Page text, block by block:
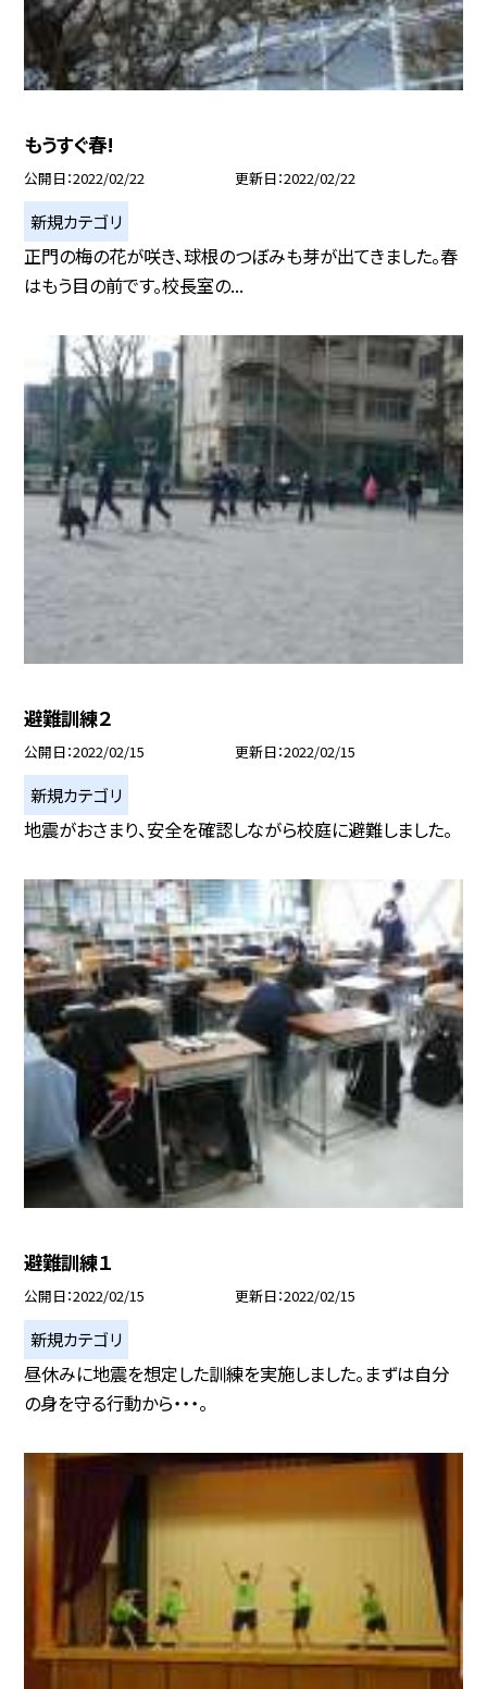
もうすぐ春!
公開日 2022/02/22 更新日 2022/02/22
新規カテゴリ
正門の梅の花が咲き、球根のつぼみも芽が出てきました。春
はもう目の前です。校長室の...
避難訓練２
公開日 2022/02/15 更新日 2022/02/15
新規カテゴリ
地震がおさまり、安全を確認しながら校庭に避難しました。
避難訓練１
公開日 2022/02/15 更新日 2022/02/15
新規カテゴリ
昼休みに地震を想定した訓練を実施しました。まずは自分
の身を守る行動から・・・。